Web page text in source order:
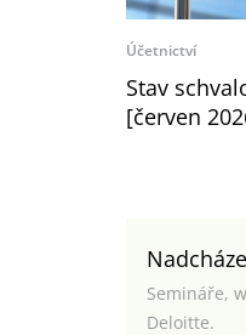
Účetnictví
Stav
[červen
Semináře,
Deloitte.